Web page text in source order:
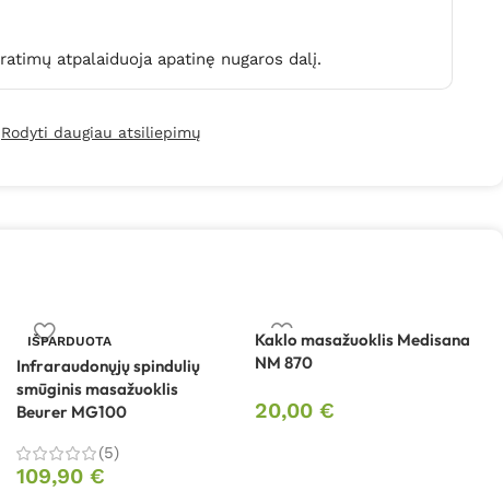
atpalaiduoja apatinę nugaros dalį.
Rodyti daugiau atsiliepimų
IŠPARDUOTA
Infraraudonųjų spindulių
smūginis masažuoklis
Beurer MG100
(5)
109,90€
Kaklo masažuoklis Medisana
NM 870
20,00 €